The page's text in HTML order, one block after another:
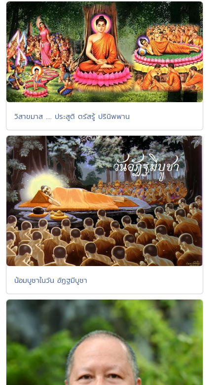
วิสาขมาส .... ประสูติ ตรัสรู้ ปรินิพพาน
น้อมบูชาในวัน อัฏฐมีบูชา